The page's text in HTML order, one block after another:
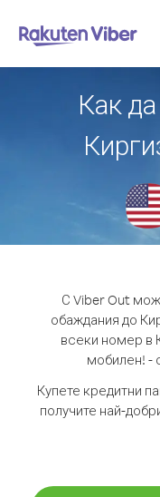
Как
С Viber Out
обаждания до
всеки номер в
мобилен! -
Купете кредитни
получите най-